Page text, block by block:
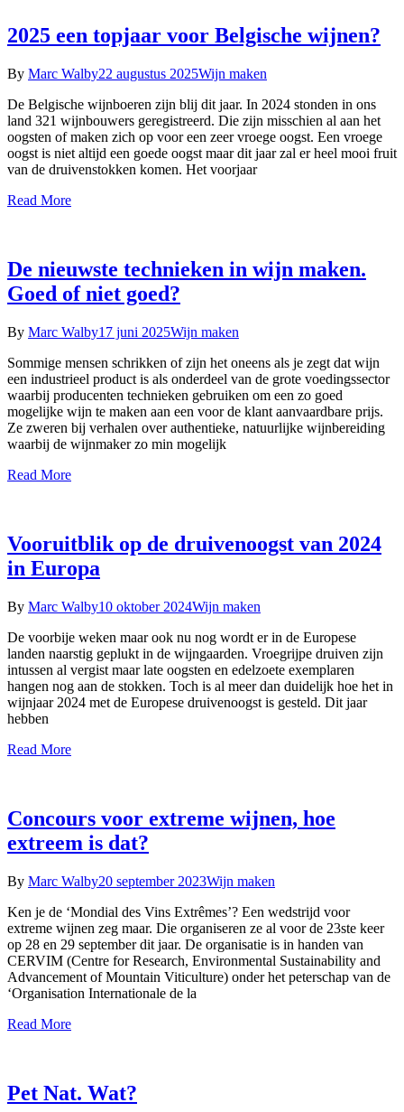
2025 een topjaar voor Belgische wijnen?
By Marc Walby22 augustus 2025Wijn maken
De Belgische wijnboeren zijn blij dit jaar. In 2024 stonden in ons
land 321 wijnbouwers geregistreerd. Die zijn misschien al aan het
oogsten of maken zich op voor een zeer vroege oogst. Een vroege
oogst is niet altijd een goede oogst maar dit jaar zal er heel mooi fruit
van de druivenstokken komen. Het voorjaar
Read More
De nieuwste technieken in wijn maken.
Goed of niet goed?
By Marc Walby17 juni 2025Wijn maken
Sommige mensen schrikken of zijn het oneens als je zegt dat wijn
een industrieel product is als onderdeel van de grote voedingssector
waarbij producenten technieken gebruiken om een zo goed
mogelijke wijn te maken aan een voor de klant aanvaardbare prijs.
Ze zweren bij verhalen over authentieke, natuurlijke wijnbereiding
waarbij de wijnmaker zo min mogelijk
Read More
Vooruitblik op de druivenoogst van 2024
in Europa
By Marc Walby10 oktober 2024Wijn maken
De voorbije weken maar ook nu nog wordt er in de Europese
landen naarstig geplukt in de wijngaarden. Vroegrijpe druiven zijn
intussen al vergist maar late oogsten en edelzoete exemplaren
hangen nog aan de stokken. Toch is al meer dan duidelijk hoe het in
wijnjaar 2024 met de Europese druivenoogst is gesteld. Dit jaar
hebben
Read More
Concours voor extreme wijnen, hoe
extreem is dat?
By Marc Walby20 september 2023Wijn maken
Ken je de ‘Mondial des Vins Extrêmes’? Een wedstrijd voor
extreme wijnen zeg maar. Die organiseren ze al voor de 23ste keer
op 28 en 29 september dit jaar. De organisatie is in handen van
CERVIM (Centre for Research, Environmental Sustainability and
Advancement of Mountain Viticulture) onder het peterschap van de
‘Organisation Internationale de la
Read More
Pet Nat. Wat?